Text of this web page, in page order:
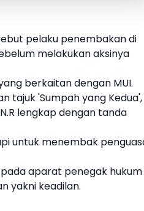
pelaku penembakan di
melakukan aksinya
berkaitan dengan MUI.
tajuk 'Sumpah yang Kedua',
lengkap dengan tanda
untuk menembak
aparat penegak hukum
yakni keadilan.